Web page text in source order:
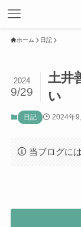
ホーム 日記
土井
い
2024
9/29
日記 2024年9
当ブログに